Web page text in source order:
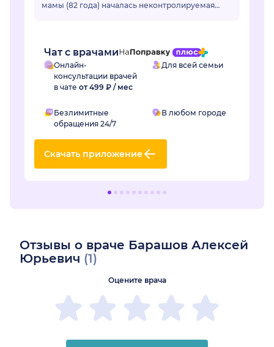
мамы (82 года) началась неконтролируемая
Чат с врачами
Онлайн-
консультации врачей
в чате от 499 ₽ / мес
Для всей семьи
Безлимитные
обращения 24/7
В любом городе
Скачать приложение
Отзывы о враче Барашов Алексей
Юрьевич (1)
Оцените врача